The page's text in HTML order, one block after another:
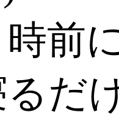
前
だ